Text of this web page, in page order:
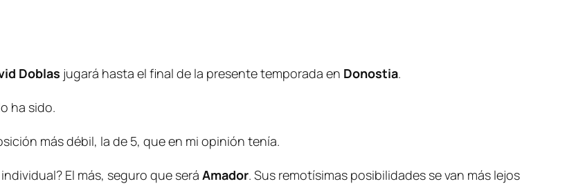
Doblas jugará hasta el final de la presente temporada en Donostia.
ha sido.
más débil, la de 5, que en mi opinión tenía.
El más, seguro que será Amador. Sus remotísimas posibilidades se van más lejos